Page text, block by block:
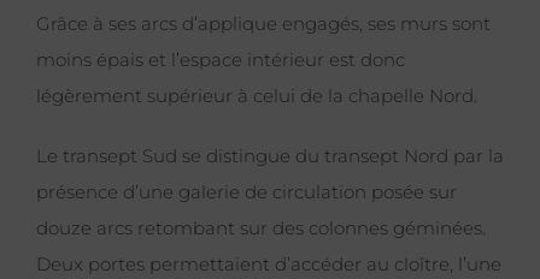
Grâce à ses arcs d’applique engagés, ses murs sont
moins épais et l’espace intérieur est donc
légèrement supérieur à celui de la chapelle Nord.
Le transept Sud se distingue du transept Nord par la
présence d’une galerie de circulation posée sur
douze arcs retombant sur des colonnes géminées.
Deux portes permettaient d’accéder au cloître, l’une